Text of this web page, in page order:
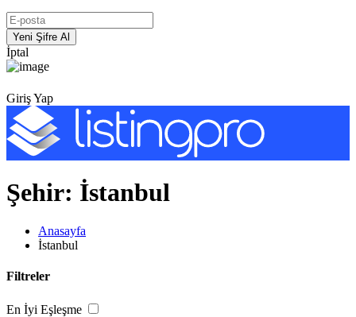
İptal
Giriş Yap
Şehir: İstanbul
Anasayfa
İstanbul
Filtreler
En İyi Eşleşme